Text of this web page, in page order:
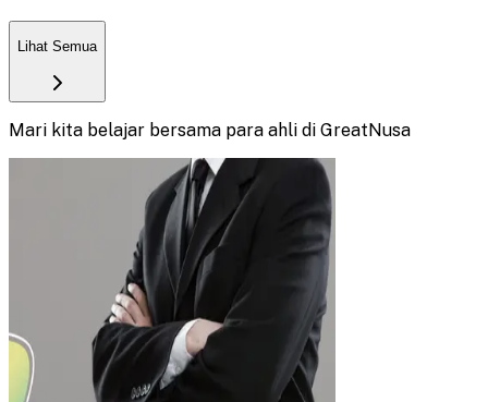
Lihat Semua
Mari kita belajar bersama para ahli di GreatNusa